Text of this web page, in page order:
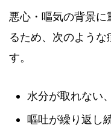
悪心・嘔気の背景
るため、次のよう
す。
水分が取れない
嘔吐が繰り返し